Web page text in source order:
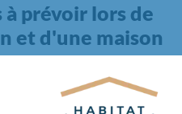
à prévoir lors de
et d'une maison
budget, les
terrain et la construction, il
si elle n'est pas